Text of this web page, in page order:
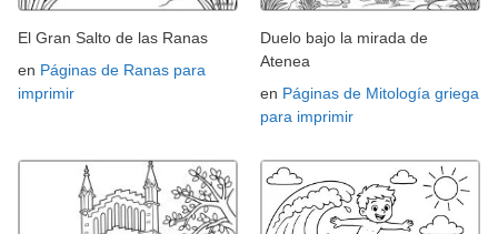
El Gran Salto de las Ranas
en Páginas de Ranas para
imprimir
Duelo bajo la mirada de
Atenea
en Páginas de Mitología griega
para imprimir